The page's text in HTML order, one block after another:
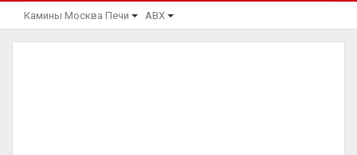
Камины Москва Печи ABX